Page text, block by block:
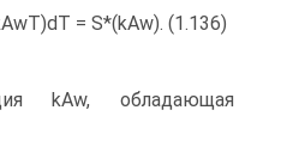
= S*(kAw). (1.136)
kAw, обладающая